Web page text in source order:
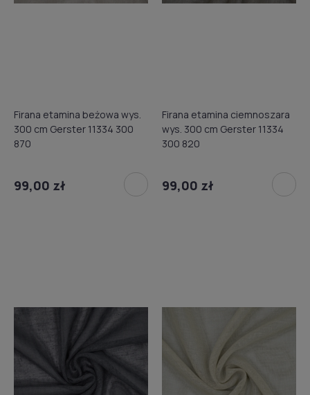
Firana etamina beżowa wys.
300 cm Gerster 11334 300
870
99,00 zł
Firana etamina ciemnoszara
wys. 300 cm Gerster 11334
300 820
99,00 zł